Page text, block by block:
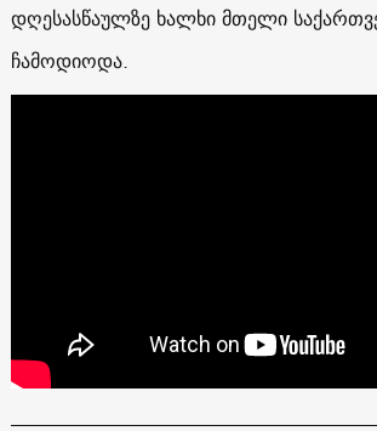
დღესასწაულზე ხალხი მთელი
ჩამოდიოდა.